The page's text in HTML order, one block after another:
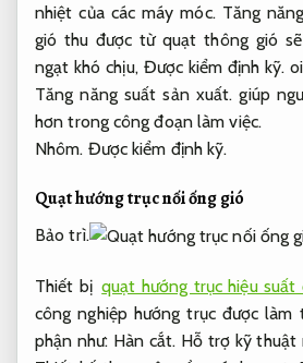
nhiệt của các máy móc. Tăng
gió thu được từ quạt thông gió
ngạt khó chịu, Được kiểm định kỹ.
Tăng năng suất sản xuất. giúp
hơn trong công đoạn làm việc.
Nhôm. Được kiểm định kỹ.
Quạt hướng trục nối ống gió
Bảo trì.
Thiết bị quạt hướng trục hiệu suất
công nghiệp hướng trục được
phận như: Hàn cắt. Hỗ trợ kỹ thuật